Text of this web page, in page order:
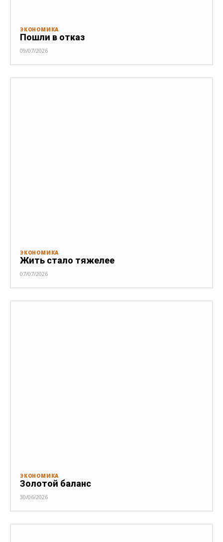
ЭКОНОМИКА
Пошли в отказ
09/07/2026
ЭКОНОМИКА
Жить стало тяжелее
07/07/2026
ЭКОНОМИКА
Золотой баланс
30/06/2026